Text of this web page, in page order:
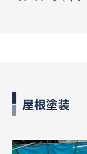
屋根塗装